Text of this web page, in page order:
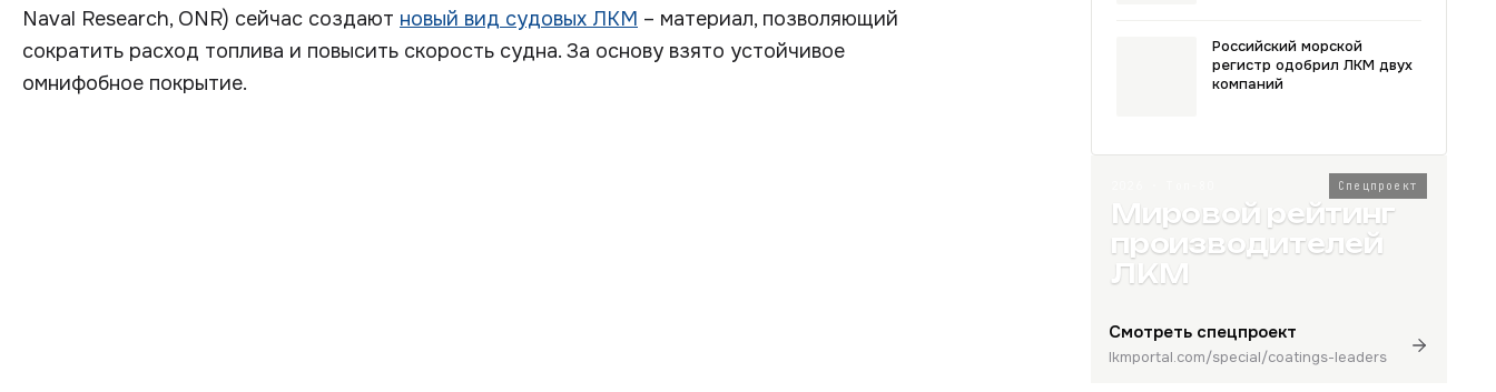
Naval Research, ONR) сейчас создают новый вид судовых ЛКМ – материал, позволяющий
сократить расход топлива и повысить скорость судна. За основу взято устойчивое
омнифобное покрытие.
Российский морской
регистр одобрил ЛКМ двух
компаний
Спецпроект
Мировой рейтинг
производителей
ЛКМ
Смотреть спецпроект
lkmportal.com/special/coatings-leaders